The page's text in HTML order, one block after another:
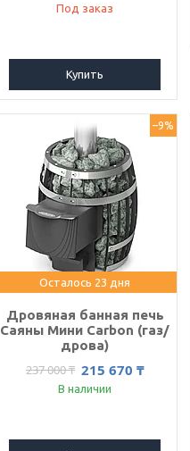
Под заказ
Купить
–9%
Осталось 23 дня
Дровяная банная печь
Саяны Мини Carbon (газ/
дрова)
237 000 ₸ 215 670 ₸
В наличии